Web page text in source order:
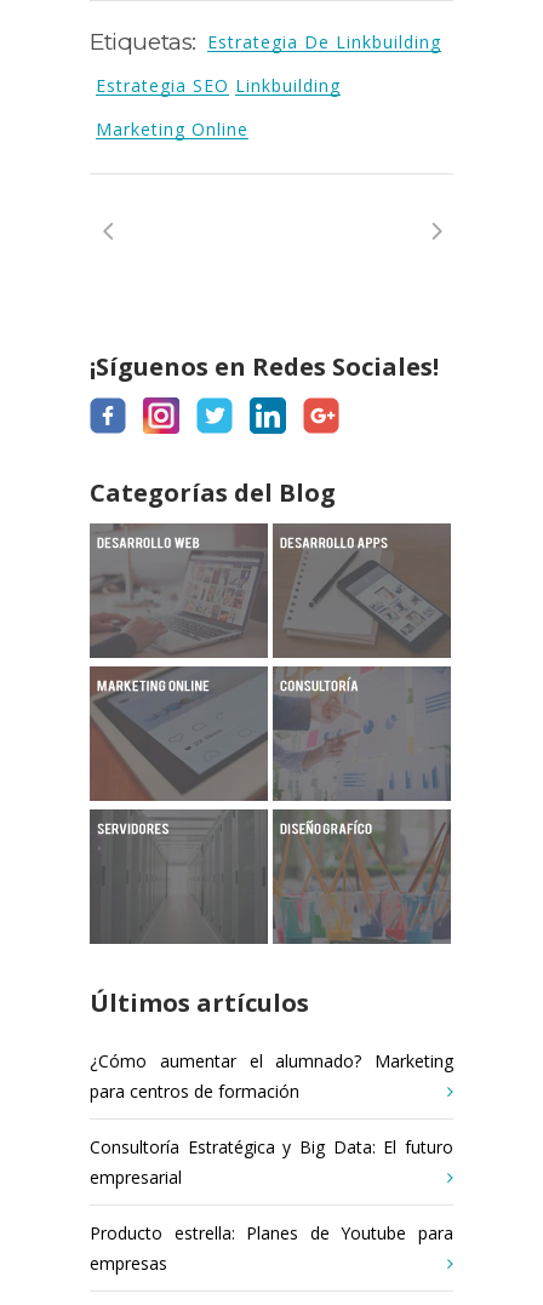
Etiquetas: Estrategia De Linkbuilding
Estrategia SEO Linkbuilding
Marketing Online
¡Síguenos en Redes Sociales!
Categorías del Blog
Últimos artículos
¿Cómo aumentar el alumnado? Marketing
para centros de formación
Consultoría Estratégica y Big Data: El futuro
empresarial
Producto estrella: Planes de Youtube para
empresas